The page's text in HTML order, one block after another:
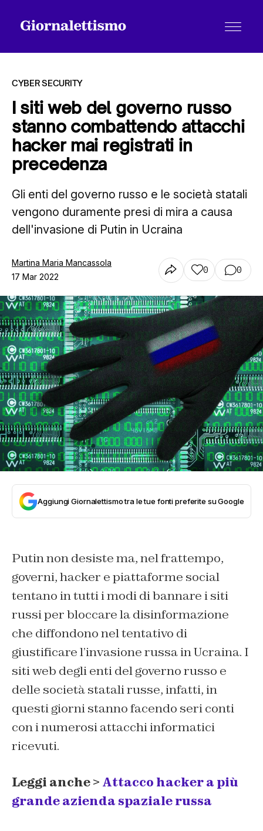
Tutti gli articoli
Chi siamo
Contatti
CYBER SECURITY
I siti web del governo russo
stanno combattendo attacchi
hacker mai registrati in
precedenza
Gli enti del governo russo e le società statali
vengono duramente presi di mira a causa
dell'invasione di Putin in Ucraina
Martina Maria Mancassola
17 Mar 2022
0 0
Aggiungi Giornalettismo tra le tue fonti preferite su Google
Putin non desiste ma, nel frattempo,
governi, hacker e piattaforme social
tentano in tutti i modi di bannare i siti
russi per bloccare la disinformazione
che diffondono nel tentativo di
giustificare l’invasione russa in Ucraina. I
siti web degli enti del governo russo e
delle società statali russe, infatti, in
questi giorni stanno facendo seri conti
con i numerosi attacchi informatici
ricevuti.
Leggi anche > Attacco hacker a più
grande azienda spaziale russa